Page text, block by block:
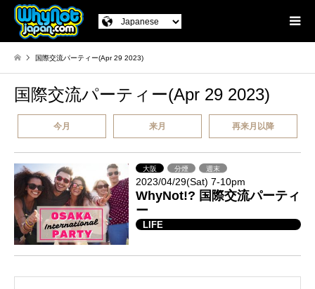
国際交流パーティー(Apr 29 2023)
国際交流パーティー(Apr 29 2023)
今月 来月 再来月以降
大阪 分煙 週末
2023/04/29(Sat) 7-10pm
WhyNot!? 国際交流パーティ
ー
LIFE